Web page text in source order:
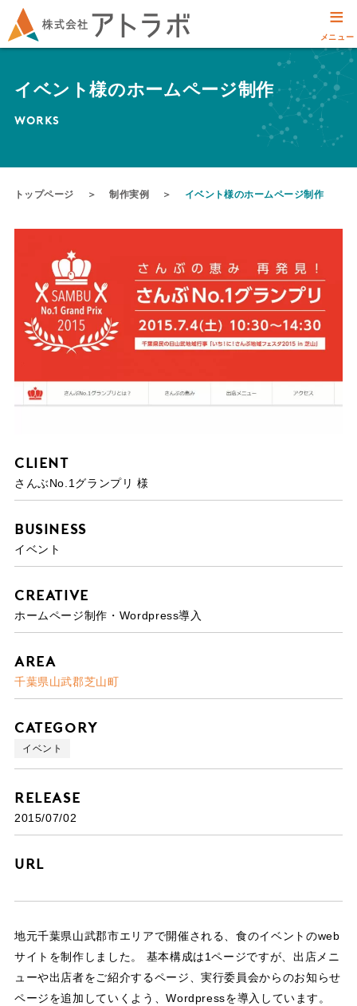
≡
メニュー
イベント様のホームページ制作
WORKS
トップページ ＞制作実例 ＞ イベント様のホームページ制作
Client
さんぶNo.1グランプリ 様
Business
イベント
Creative
ホームページ制作・Wordpress導入
Area
千葉県山武郡芝山町
Category
イベント
Release
2015/07/02
URL
地元千葉県山武郡市エリアで開催される、食のイベントのweb
サイトを制作しました。 基本構成は1ページですが、出店メニ
ューや出店者をご紹介するページ、実行委員会からのお知らせ
ページを追加していくよう、Wordpressを導入しています。